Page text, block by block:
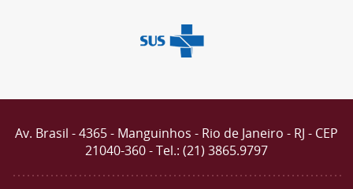
Av. Brasil - 4365 - Manguinhos - Rio de Janeiro - RJ - CEP
21040-360 - Tel.: (21) 3865.9797